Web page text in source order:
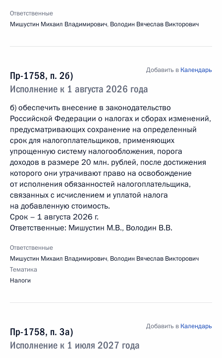
Ответственные
Мишустин Михаил Владимирович, Володин Вячеслав Викторович
Пр-1758, п. 2б)
Исполнение к 1 августа 2026 года
Добавить в Календарь
б) обеспечить внесение в законодательство
Российской Федерации о налогах и сборах изменений,
предусматривающих сохранение на определенный
срок для налогоплательщиков, применяющих
упрощенную систему налогообложения, порога
доходов в размере 20 млн. рублей, после достижения
которого они утрачивают право на освобождение
от исполнения обязанностей налогоплательщика,
связанных с исчислением и уплатой налога
на добавленную стоимость.
Срок – 1 августа 2026 г.
Ответственные: Мишустин М.В., Володин В.В.
Ответственные
Мишустин Михаил Владимирович, Володин Вячеслав Викторович
Тематика
Налоги
Пр-1758, п. 3а)
Исполнение к 1 июля 2027 года
Добавить в Календарь